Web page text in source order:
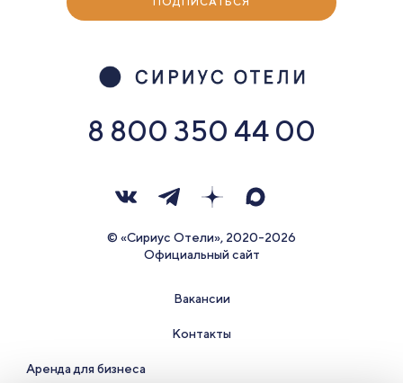
8 800 350 44 00
© «Сириус Отели», 2020-2026
Официальный сайт
Вакансии
Контакты
Аренда для бизнеса